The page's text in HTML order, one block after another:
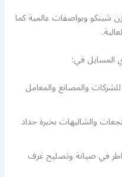
شينكو وبواصفات عالمية كما
المسايل في:
والمصانع والمعامل
والشاليهات بخبرة حداد
في صيانة وتصليح غرف